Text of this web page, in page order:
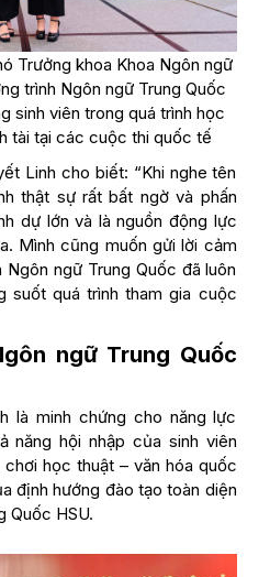
Trưởng khoa Khoa Ngôn ngữ
trình Ngôn ngữ Trung Quốc
sinh viên trong quá trình học
tài tại các cuộc thi quốc tế
Linh cho biết: “Khi nghe tên
thật sự rất bất ngờ và phấn
dự lớn và là nguồn động lực
Mình cũng muốn gửi lời cảm
ngữ Trung Quốc đã luôn
suốt quá trình tham gia cuộc
ngữ Trung Quốc
là minh chứng cho năng lực
năng hội nhập của sinh viên
học thuật – văn hóa quốc
định hướng đào tạo toàn diện
Quốc HSU.